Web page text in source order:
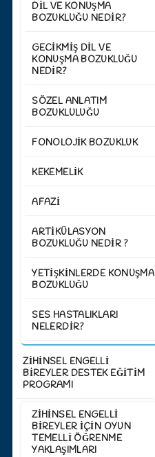
DIL VE KONUŞMA
BOZUKLUĞU NEDIR?
GECIKMIŞ DIL VE
KONUŞMA BOZUKLUĞU
NEDIR?
SÖZEL ANLATIM
BOZUKLULUĞU
FONOLOJIK BOZUKLUK
KEKEMELIK
AFAZI
ARTIKÜLASYON
BOZUKLUĞU NEDIR ?
YETIŞKINLERDE KONUŞMA
BOZUKLUĞU
SES HASTALIKLARI
NELERDIR?
ZİHİNSEL ENGELLİ
BİREYLER DESTEK EĞİTİM
PROGRAMI
ZIHINSEL ENGELLI
BIREYLER İÇIN OYUN
TEMELLI ÖĞRENME
YAKLAŞIMLARI